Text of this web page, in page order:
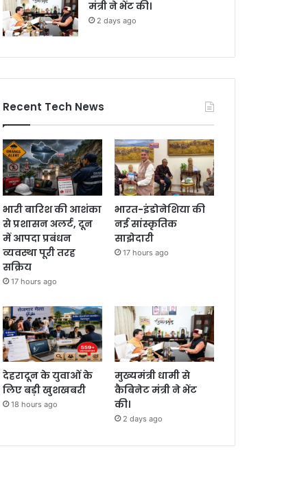
मंत्री ने भेंट की।
2 days ago
Recent Tech News
भारी बारिश की आशंका
से प्रशासन अलर्ट, दून
में आपदा प्रबंधन
व्यवस्था पूरी तरह
सक्रिय
17 hours ago
भारत-इंडोनेशिया की
नई सांस्कृतिक
साझेदारी
17 hours ago
देहरादून के युवाओं के
लिए बड़ी खुशखबरी
18 hours ago
मुख्यमंत्री धामी से
कैबिनेट मंत्री ने भेंट
की।
2 days ago